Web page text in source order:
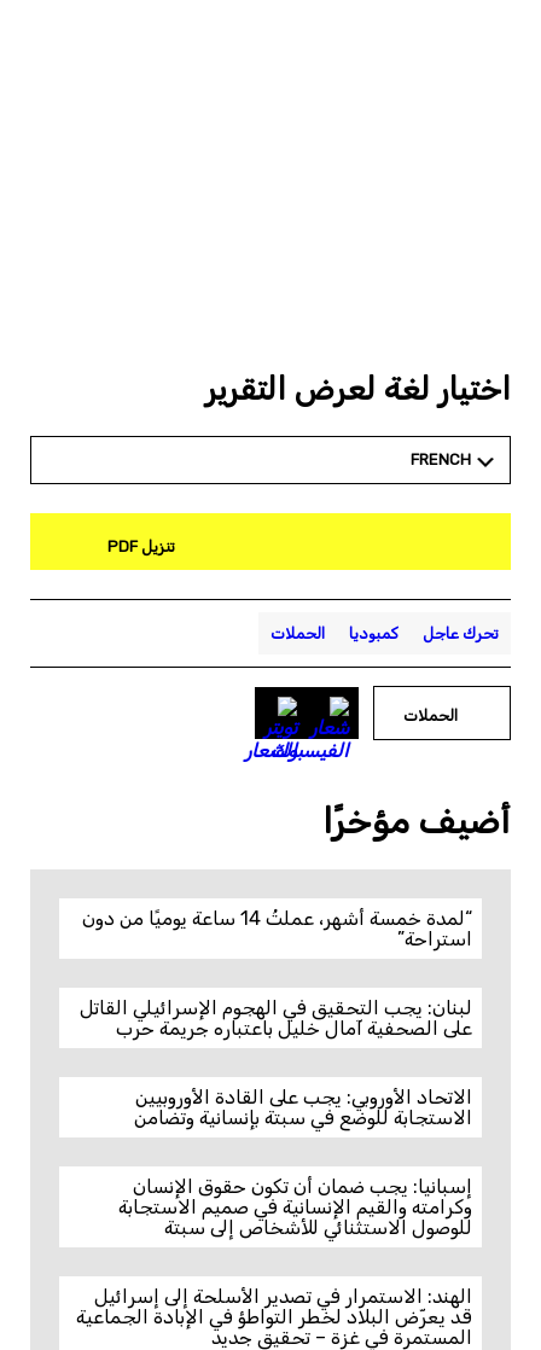
اختيار لغة لعرض التقرير
FRENCH
تنزيل PDF
تحرك عاجل كمبوديا الحملات
الحملات
أضيف مؤخرًا
“لمدة خمسة أشهر، عملتُ 14 ساعة يوميًا من دون
استراحة”
لبنان: يجب التحقيق في الهجوم الإسرائيلي القاتل
على الصحفية آمال خليل باعتباره جريمة حرب
الاتحاد الأوروبي: يجب على القادة الأوروبيين
الاستجابة للوضع في سبتة بإنسانية وتضامن
إسبانيا: يجب ضمان أن تكون حقوق الإنسان
وكرامته والقيم الإنسانية في صميم الاستجابة
للوصول الاستثنائي للأشخاص إلى سبتة
الهند: الاستمرار في تصدير الأسلحة إلى إسرائيل
قد يعرّض البلاد لخطر التواطؤ في الإبادة الجماعية
المستمرة في غزة – تحقيق جديد